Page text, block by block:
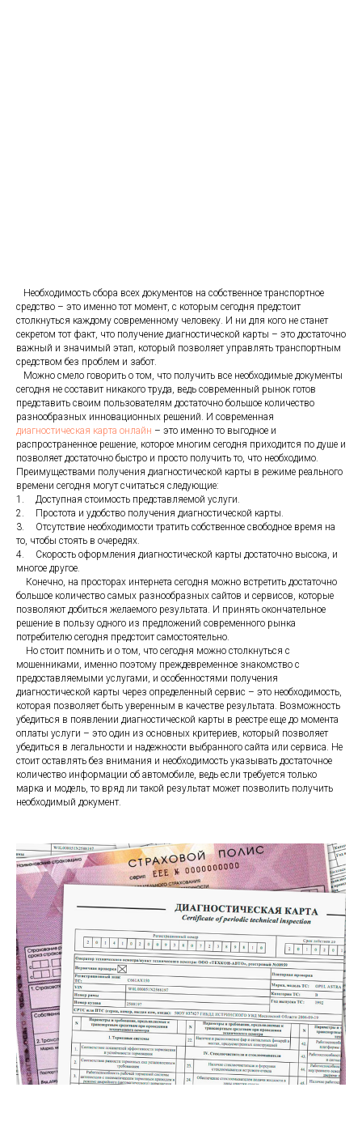
Необходимость сбора всех документов на собственное транспортное
средство – это именно тот момент, с которым сегодня предстоит
столкнуться каждому современному человеку. И ни для кого не станет
секретом тот факт, что получение диагностической карты – это достаточно
важный и значимый этап, который позволяет управлять транспортным
средством без проблем и забот.
Можно смело говорить о том, что получить все необходимые документы
сегодня не составит никакого труда, ведь современный рынок готов
представить своим пользователям достаточно большое количество
разнообразных инновационных решений. И современная
диагностическая карта онлайн – это именно то выгодное и
распространенное решение, которое многим сегодня приходится по душе и
позволяет достаточно быстро и просто получить то, что необходимо.
Преимуществами получения диагностической карты в режиме реального
времени сегодня могут считаться следующие:
1.
Доступная стоимость представляемой услуги.
2.
Простота и удобство получения диагностической карты.
3.
Отсутствие необходимости тратить собственное свободное время на
то, чтобы стоять в очередях.
4.
Скорость оформления диагностической карты достаточно высока, и
многое другое.
Конечно, на просторах интернета сегодня можно встретить достаточно
большое количество самых разнообразных сайтов и сервисов, которые
позволяют добиться желаемого результата. И принять окончательное
решение в пользу одного из предложений современного рынка
потребителю сегодня предстоит самостоятельно.
Но стоит помнить и о том, что сегодня можно столкнуться с
мошенниками, именно поэтому преждевременное знакомство с
предоставляемыми услугами, и особенностями получения
диагностической карты через определенный сервис – это необходимость,
которая позволяет быть уверенным в качестве результата. Возможность
убедиться в появлении диагностической карты в реестре еще до момента
оплаты услуги – это один из основных критериев, который позволяет
убедиться в легальности и надежности выбранного сайта или сервиса. Не
стоит оставлять без внимания и необходимость указывать достаточное
количество информации об автомобиле, ведь если требуется только
марка и модель, то вряд ли такой результат может позволить получить
необходимый документ.